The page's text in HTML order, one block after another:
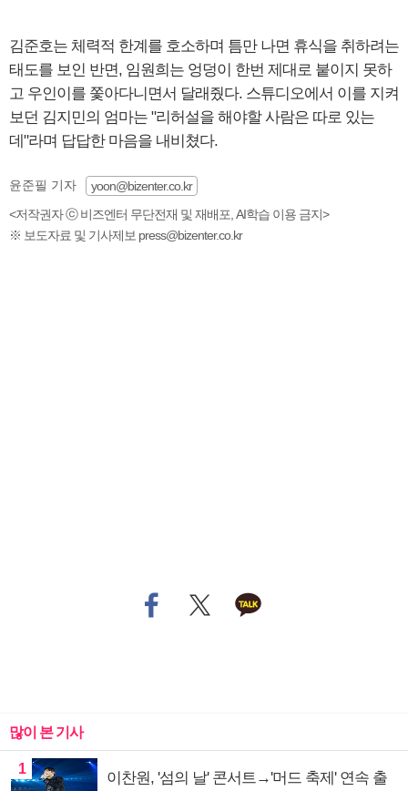
김준호는 체력적 한계를 호소하며 틈만 나면 휴식을 취하려는
태도를 보인 반면, 임원희는 엉덩이 한번 제대로 붙이지 못하
고 우인이를 쫓아다니면서 달래줬다. 스튜디오에서 이를 지켜
보던 김지민의 엄마는 "리허설을 해야할 사람은 따로 있는
데"라며 답답한 마음을 내비쳤다.
윤준필 기자
yoon@bizenter.co.kr
<저작권자 ⓒ 비즈엔터 무단전재 및 재배포, AI학습 이용 금지>
※ 보도자료 및 기사제보 press@bizenter.co.kr
많이 본 기사
1
이찬원, '섬의 날' 콘서트→'머드 축제' 연속 출